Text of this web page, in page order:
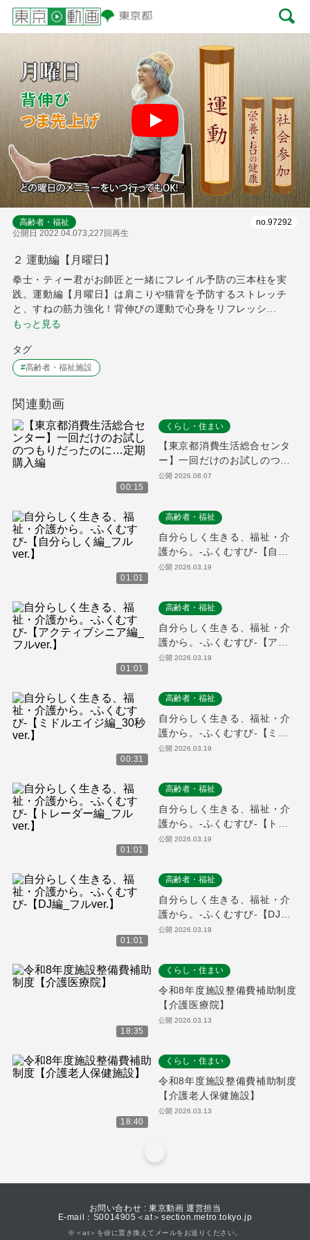
Play
高齢者・福祉
公開日 2022.04.073,227回再生
no.97292
２ 運動編【月曜日】
拳士・ティー君がお師匠と一緒にフレイル予防の三本柱を実
践。運動編【月曜日】は肩こりや猫背を予防するストレッチ
と、すねの筋力強化！背伸びの運動で心身をリフレッシ...
もっと見る
タグ
#高齢者・福祉施設
関連動画
00:15
くらし・住まい
【東京都消費生活総合センタ
ー】一回だけのお試しのつも
りだったのに…定期購入編
公開 2026.08.07
01:01
高齢者・福祉
自分らしく生きる、福祉・介
護から。-ふくむすび-【自分
らしく編_フルver.】
公開 2026.03.19
01:01
高齢者・福祉
自分らしく生きる、福祉・介
護から。-ふくむすび-【アク
ティブシニア編_フルver.】
公開 2026.03.19
00:31
高齢者・福祉
自分らしく生きる、福祉・介
護から。-ふくむすび-【ミド
ルエイジ編_30秒ver.】
公開 2026.03.19
01:01
高齢者・福祉
自分らしく生きる、福祉・介
護から。-ふくむすび-【トレ
ーダー編_フルver.】
公開 2026.03.19
01:01
高齢者・福祉
自分らしく生きる、福祉・介
護から。-ふくむすび-【DJ編_
フルver.】
公開 2026.03.19
18:35
くらし・住まい
令和8年度施設整備費補助制度
【介護医療院】
公開 2026.03.13
18:40
くらし・住まい
令和8年度施設整備費補助制度
【介護老人保健施設】
公開 2026.03.13
お問い合わせ : 東京動画 運営担当
E-mail：S0014905＜at＞section.metro.tokyo.jp
※＜at＞を@に置き換えてメールをお送りください。